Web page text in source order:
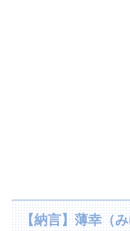
【納言】薄幸（